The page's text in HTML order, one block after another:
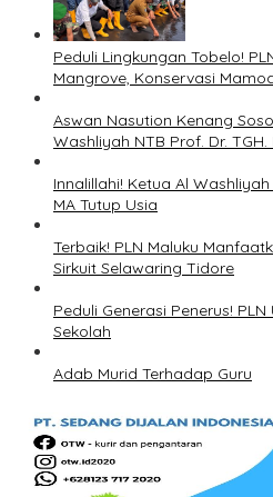
Peduli Lingkungan Tobelo!
Mangrove, Konservasi
Aswan Nasution Kenang
Washliyah NTB Prof. Dr. TGH.
Innalillahi! Ketua Al Washliyah
MA Tutup Usia
Terbaik! PLN Maluku
Sirkuit Selawaring Tidore
Peduli Generasi Penerus!
Sekolah
Adab Murid Terhadap Guru